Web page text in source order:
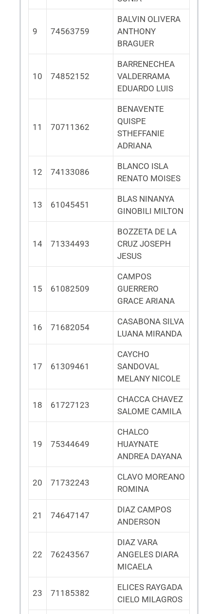
9 74563759
BALVIN OLIVERA
ANTHONY
BRAGUER
10 74852152
BARRENECHEA
VALDERRAMA
EDUARDO LUIS
11 70711362
BENAVENTE
QUISPE
STHEFFANIE
ADRIANA
12 74133086
BLANCO ISLA
RENATO MOISES
13 61045451
BLAS NINANYA
GINOBILI MILTON
14 71334493
BOZZETA DE LA
CRUZ JOSEPH
JESUS
15 61082509
CAMPOS
GUERRERO
GRACE ARIANA
16 71682054
CASABONA SILVA
LUANA MIRANDA
17 61309461
CAYCHO
SANDOVAL
MELANY NICOLE
18 61727123
CHACCA CHAVEZ
SALOME CAMILA
19 75344649
CHALCO
HUAYNATE
ANDREA DAYANA
20 71732243
CLAVO MOREANO
ROMINA
21 74647147
DIAZ CAMPOS
ANDERSON
22 76243567
DIAZ VARA
ANGELES DIARA
MICAELA
23 71185382
ELICES RAYGADA
CIELO MILAGROS